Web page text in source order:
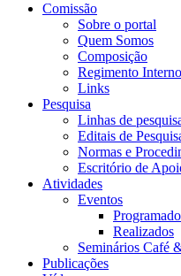
Comissão
Sobre o portal
Quem Somos
Composição
Regimento Interno
Links
Pesquisa
Linhas de
Editais de
Normas e
Escritório de
Atividades
Eventos
Realizados
Seminários Café
Publicações